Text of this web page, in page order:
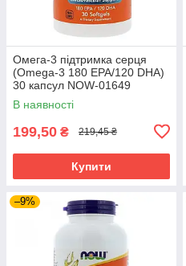
Омега-3 підтримка серця
(Omega-3 180 EPA/120 DHA)
30 капсул NOW-01649
В наявності
199,50 ₴ 219,45 ₴
Купити
–9%